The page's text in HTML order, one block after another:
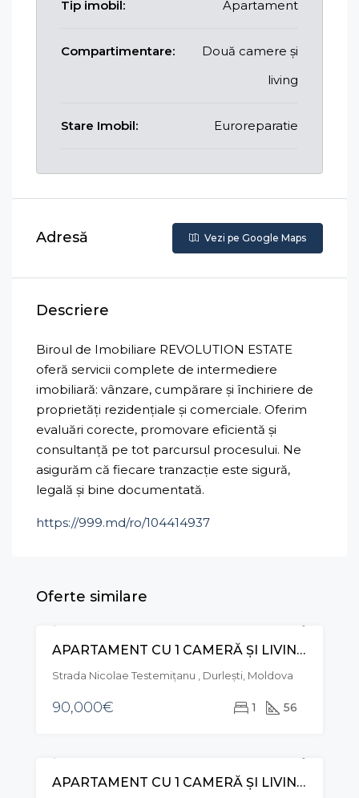
Tip imobil: Apartament
Compartimentare:
Două camere și
living
Stare Imobil: Euroreparatie
Adresă Vezi pe Google Maps
Descriere
Biroul de Imobiliare REVOLUTION ESTATE
oferă servicii complete de intermediere
imobiliară: vânzare, cumpărare și închiriere de
proprietăți rezidențiale și comerciale. Oferim
evaluări corecte, promovare eficientă și
consultanță pe tot parcursul procesului. Ne
asigurăm că fiecare tranzacție este sigură,
legală și bine documentată.
https://999.md/ro/104414937
Oferte similare
VÂNZAREAPARTAMENT CU 1 CAMERĂ ȘI LIVING, STR. NICOLAE TESTEMIȚANU, DURLEȘTI
Strada Nicolae Testemițanu , Durleşti, Moldova
90,000€ 1 56
VÂNZAREAPARTAMENT CU 1 CAMERĂ ŞI LIVING, STR. CARTUŞA, DURLEŞTI